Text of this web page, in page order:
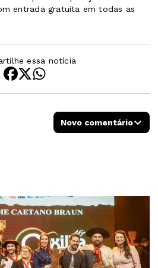
entrada gratuita em todas as
essa notícia
Novo comentário